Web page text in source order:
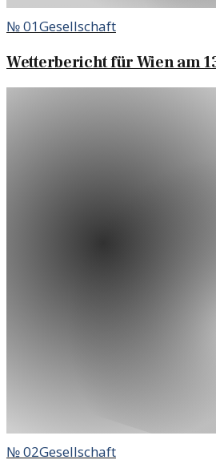
№01Gesellschaft
Wetterbericht für Wien am
№02Gesellschaft